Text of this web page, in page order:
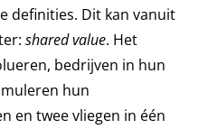
definities. Dit kan vanuit
shared value. Het
bedrijven in hun
hun
en twee vliegen in één